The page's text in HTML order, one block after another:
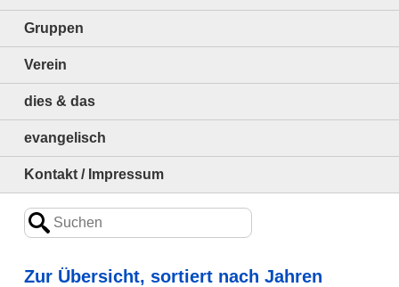
Gruppen
Verein
dies & das
evangelisch
Kontakt / Impressum
Zur Übersicht, sortiert nach Jahren